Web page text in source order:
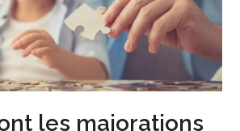
les majorations